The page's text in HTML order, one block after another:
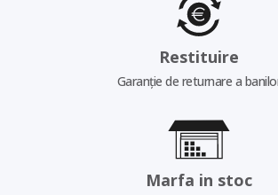
Restituire
Garanție de returnare a
Marfa in stoc